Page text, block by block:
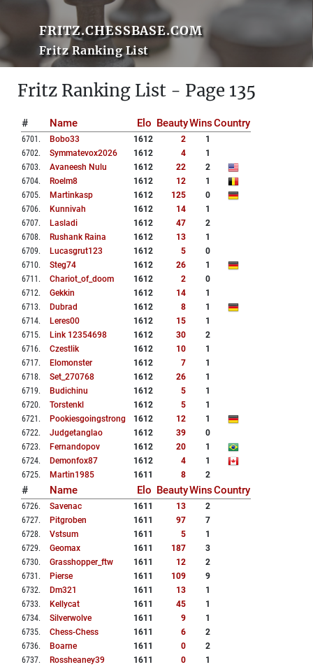
FRITZ.CHESSBASE.COM
Fritz Ranking List
Fritz Ranking List - Page 135
# Name Elo BeautyWinsCountry
6701 . Bobo33 1612 2
1
6702. Symmatevox2026 1612 4
1
6703. Avaneesh Nulu 1612 22
2
6704. Roelm8 1612 12
1
6705. Martinkasp 1612 125
0
6706. Kunnivah 1612 14
1
6707. Lasladi 1612 47
2
6708. Rushank Raina 1612 13
1
6709. Lucasgrut123 1612 5
0
6710. Steg74 1612 26
1
6711 . Chariot_of_doom 1612 2
0
6712. Gekkin 1612 14
1
6713. Dubrad 1612 8
1
6714. Leres00 1612 15
1
6715. Link 12354698 1612 30
2
6716. Czestlik 1612 10
1
6717. Elomonster 1612 7
1
6718. Set_270768 1612 26
1
6719. Budichinu 1612 5
1
6720. Torstenkl 1612 5
1
6721 . Pookiesgoingstrong 1612 12
1
6722. Judgetanglao 1612 39
0
6723. Fernandopov 1612 20
1
6724. Demonfox87 1612 4
1
6725. Martin1985 1611 8 2
# Name Elo BeautyWinsCountry
6726. Savenac 1611 13
2
6727. Pitgroben 1611 97
7
6728. Vstsum 1611 5
1
6729. Geomax 1611 187
3
6730. Grasshopper_ftw 1611 12
2
6731 . Pierse 1611 109
9
6732. Dm321 1611 13
1
6733. Kellycat 1611 45
1
6734. Silverwolve 1611 9
1
6735. Chess-Chess 1611 6
2
6736. Boarne 1611 0
2
6737. Rossheaney39 1611 0
1